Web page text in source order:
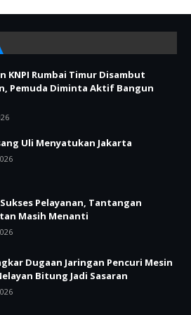
KNPI Rumbai Timur Disambut
Pemuda Diminta Aktif Bangun
Uli Menyatukan Jakarta
Sukses Pelayanan, Tantangan
Masih Menanti
Dugaan Jaringan Pencuri Mesin
Bitung Jadi Sasaran